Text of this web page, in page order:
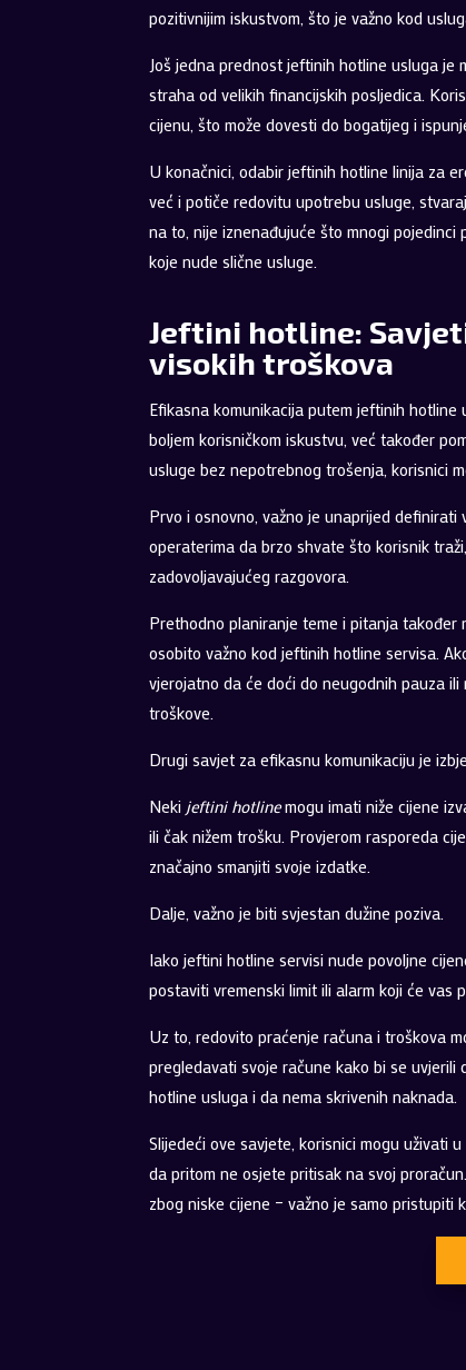
pozitivnijim iskustvom, što je važno kod
Još jedna prednost jeftinih hotline usluga je
straha od velikih financijskih posljedica.
cijenu, što može dovesti do bogatijeg i
U konačnici, odabir jeftinih hotline linija za
već i potiče redovitu upotrebu usluge,
na to, nije iznenađujuće što mnogi
koje nude slične usluge.
Jeftini hotline:
visokih troškova
Efikasna komunikacija putem jeftinih
boljem korisničkom iskustvu, već također
usluge bez nepotrebnog trošenja, korisnici
Prvo i osnovno, važno je unaprijed definirati
operaterima da brzo shvate što korisnik
zadovoljavajućeg razgovora.
Prethodno planiranje teme i pitanja također
osobito važno kod jeftinih hotline servisa.
vjerojatno da će doći do neugodnih pauza
troškove.
Drugi savjet za efikasnu komunikaciju je
Neki jeftini hotlinemogu imati niže cijene
ili čak nižem trošku. Provjerom rasporeda
značajno smanjiti svoje izdatke.
Dalje, važno je biti svjestan dužine poziva.
Iako jeftini hotline servisi nude povoljne
postaviti vremenski limit ili alarm koji će vas
Uz to, redovito praćenje računa i troškova
pregledavati svoje račune kako bi se
hotline usluga i da nema skrivenih naknada.
Slijedeći ove savjete, korisnici mogu uživati
da pritom ne osjete pritisak na svoj
zbog niske cijene – važno je samo pristupiti